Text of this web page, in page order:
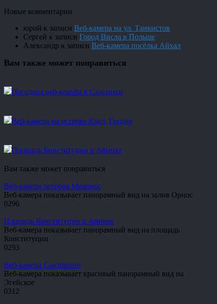
Новые комментарии
юрий к записи Веб-камера на ул. Танкистов
Сергей к записи Город Висла в Польше
Александр к записи Веб-камера посёлка Айхал
Вам также может понравиться
Погодная веб-камера в Салоники
Веб-камера на острове Крит, Греция
Площадь Конституции в Афинах
Вам также может понравиться
Веб-камера острова Миконос
Веб-камера показывает панорамный вид на залив Орнос
0296
Площадь Конституции в Афинах
Веб-камера показывает панорамный вид на площадь
Конституции
0293
Веб-камера Санторини
Веб-камера показывает красивый панорамный вид на
Эгейское
0312